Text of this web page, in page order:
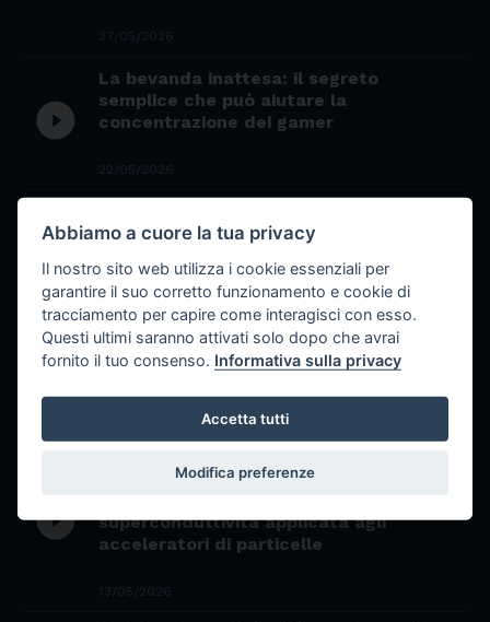
play_circle_filled
La bevanda inattesa: il segreto
semplice che può aiutare la
concentrazione dei gamer
play_circle_filled
cannone e la rivoluzione della guerra
play_circle_filled
Il mistero del sesamo nero: superfood
miracoloso o semplice ingrediente
nutriente?
play_circle_filled
fama internazionale e una delle figure
superconduttività applicata agli
acceleratori di particelle
Abbiamo a cuore la tua privacy
Il nostro sito web utilizza i cookie essenziali per
garantire il suo corretto funzionamento e cookie di
tracciamento per capire come interagisci con esso.
Questi ultimi saranno attivati solo dopo che avrai
fornito il tuo consenso. Informativa sulla privacy
Accetta tutti
Modifica preferenze